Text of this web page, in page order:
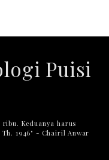
Puisi
Keduanya harus
1946" - Chairil Anwar